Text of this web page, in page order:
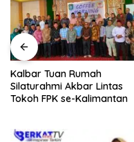
Kalbar Tuan Rumah
Silaturahmi Akbar Lintas
Tokoh FPK se-Kalimantan